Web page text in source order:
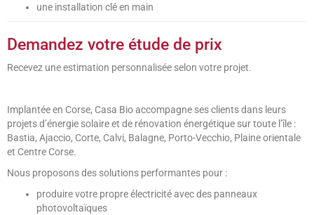
une installation clé en main
Demandez votre étude de prix
Recevez une estimation personnalisée selon votre projet.
Implantée en Corse, Casa Bio accompagne ses clients dans leurs
projets d’énergie solaire et de rénovation énergétique sur toute l’île :
Bastia, Ajaccio, Corte, Calvi, Balagne, Porto-Vecchio, Plaine orientale
et Centre Corse.
Nous proposons des solutions performantes pour :
produire votre propre électricité avec des panneaux
photovoltaïques